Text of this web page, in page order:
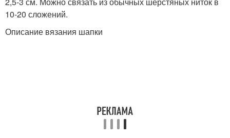
10-20 сложений.
Описание вязания шапки